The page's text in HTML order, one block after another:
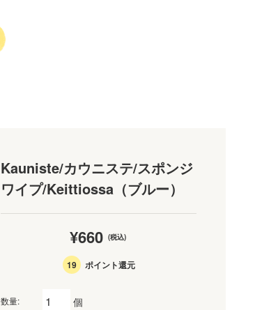
Kauniste/カウニステ/スポンジ
ワイプ/Keittiossa（ブルー）
¥660 (税込)
19 ポイント還元
数量: 個